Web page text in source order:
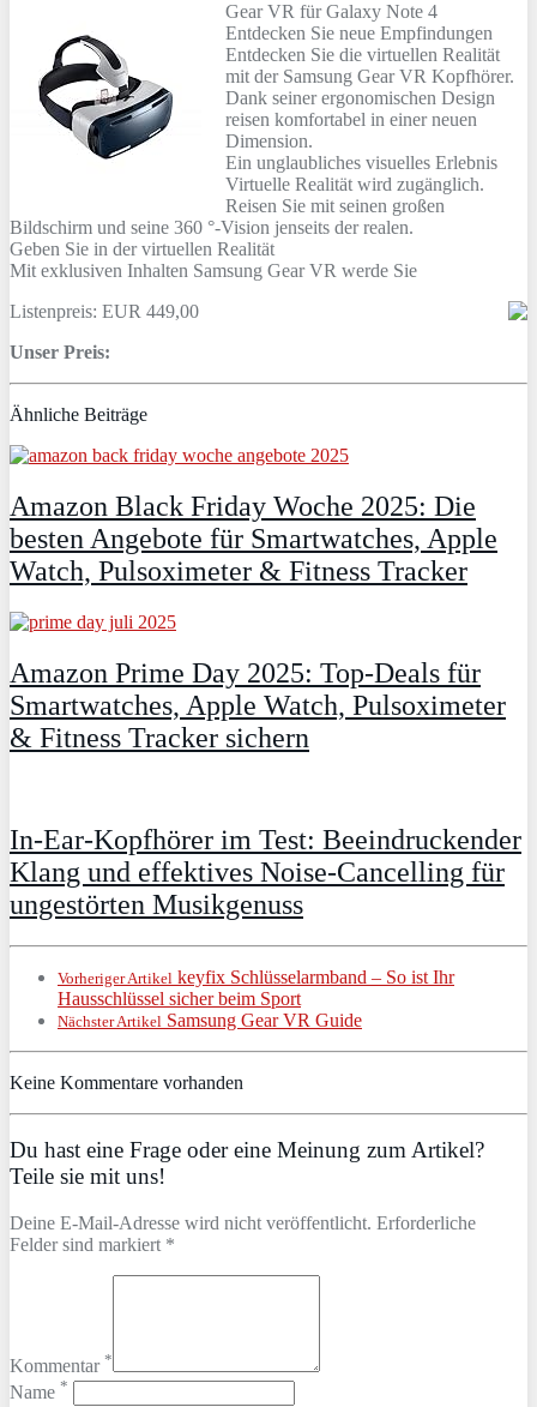
Gear VR für Galaxy Note 4
Entdecken Sie neue Empfindungen
Entdecken Sie die virtuellen Realität
mit der Samsung Gear VR Kopfhörer.
Dank seiner ergonomischen Design
reisen komfortabel in einer neuen
Dimension.
Ein unglaubliches visuelles Erlebnis
Virtuelle Realität wird zugänglich.
Reisen Sie mit seinen großen
Bildschirm und seine 360 °-Vision jenseits der realen.
Geben Sie in der virtuellen Realität
Mit exklusiven Inhalten Samsung Gear VR werde Sie
Listenpreis: EUR 449,00
Unser Preis:
Ähnliche Beiträge
Amazon Black Friday Woche 2025: Die
besten Angebote für Smartwatches, Apple
Watch, Pulsoximeter & Fitness Tracker
Amazon Prime Day 2025: Top-Deals für
Smartwatches, Apple Watch, Pulsoximeter
& Fitness Tracker sichern
In-Ear-Kopfhörer im Test: Beeindruckender
Klang und effektives Noise-Cancelling für
ungestörten Musikgenuss
Vorheriger Artikel keyfix Schlüsselarmband – So ist Ihr
Hausschlüssel sicher beim Sport
Nächster Artikel Samsung Gear VR Guide
Keine Kommentare vorhanden
Du hast eine Frage oder eine Meinung zum Artikel?
Teile sie mit uns!
Deine E-Mail-Adresse wird nicht veröffentlicht. Erforderliche
Felder sind markiert *
Kommentar *
Name *